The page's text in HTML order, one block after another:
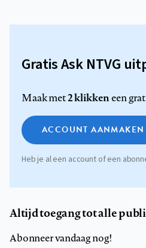
Gratis Ask NTVG
Maak met2 klikkeneen
ACCOUNT AANMAKEN
Heb je al een account of een
Altijd toegang tot alle
Abonneer vandaag nog!